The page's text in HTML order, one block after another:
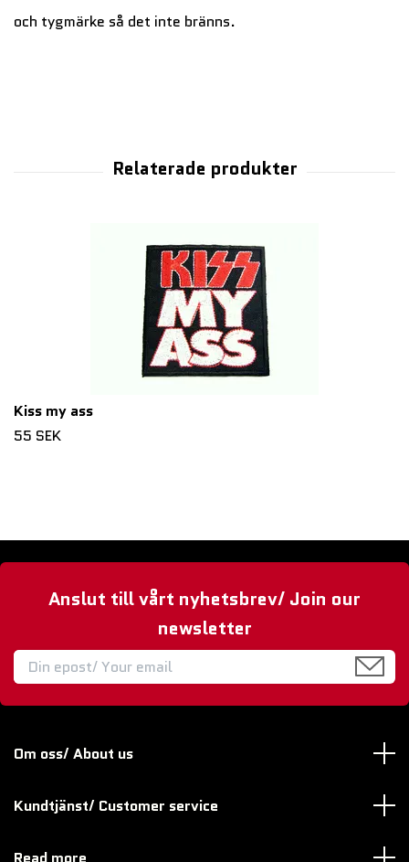
och tygmärke så det inte bränns.
Kiss my ass
55 SEK
Anslut till vårt nyhetsbrev/ Join our
newsletter
Om oss/ About us
Kundtjänst/ Customer service
Read more